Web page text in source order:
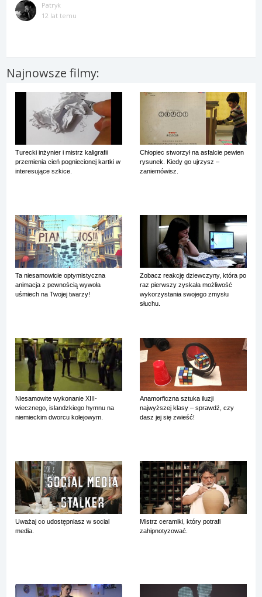
Patryk
12 lat temu
Najnowsze filmy:
Turecki inżynier i mistrz kaligrafii
przemienia cień pogniecionej kartki w
interesujące szkice.
Chłopiec stworzył na asfalcie pewien
rysunek. Kiedy go ujrzysz –
zaniemówisz.
Ta niesamowicie optymistyczna
animacja z pewnością wywoła
uśmiech na Twojej twarzy!
Zobacz reakcję dziewczyny, która po
raz pierwszy zyskała możliwość
wykorzystania swojego zmysłu
słuchu.
Niesamowite wykonanie XIII-
wiecznego, islandzkiego hymnu na
niemieckim dworcu kolejowym.
Anamorficzna sztuka iluzji
najwyższej klasy – sprawdź, czy
dasz jej się zwieść!
Uważaj co udostępniasz w social
media.
Mistrz ceramiki, który potrafi
zahipnotyzować.